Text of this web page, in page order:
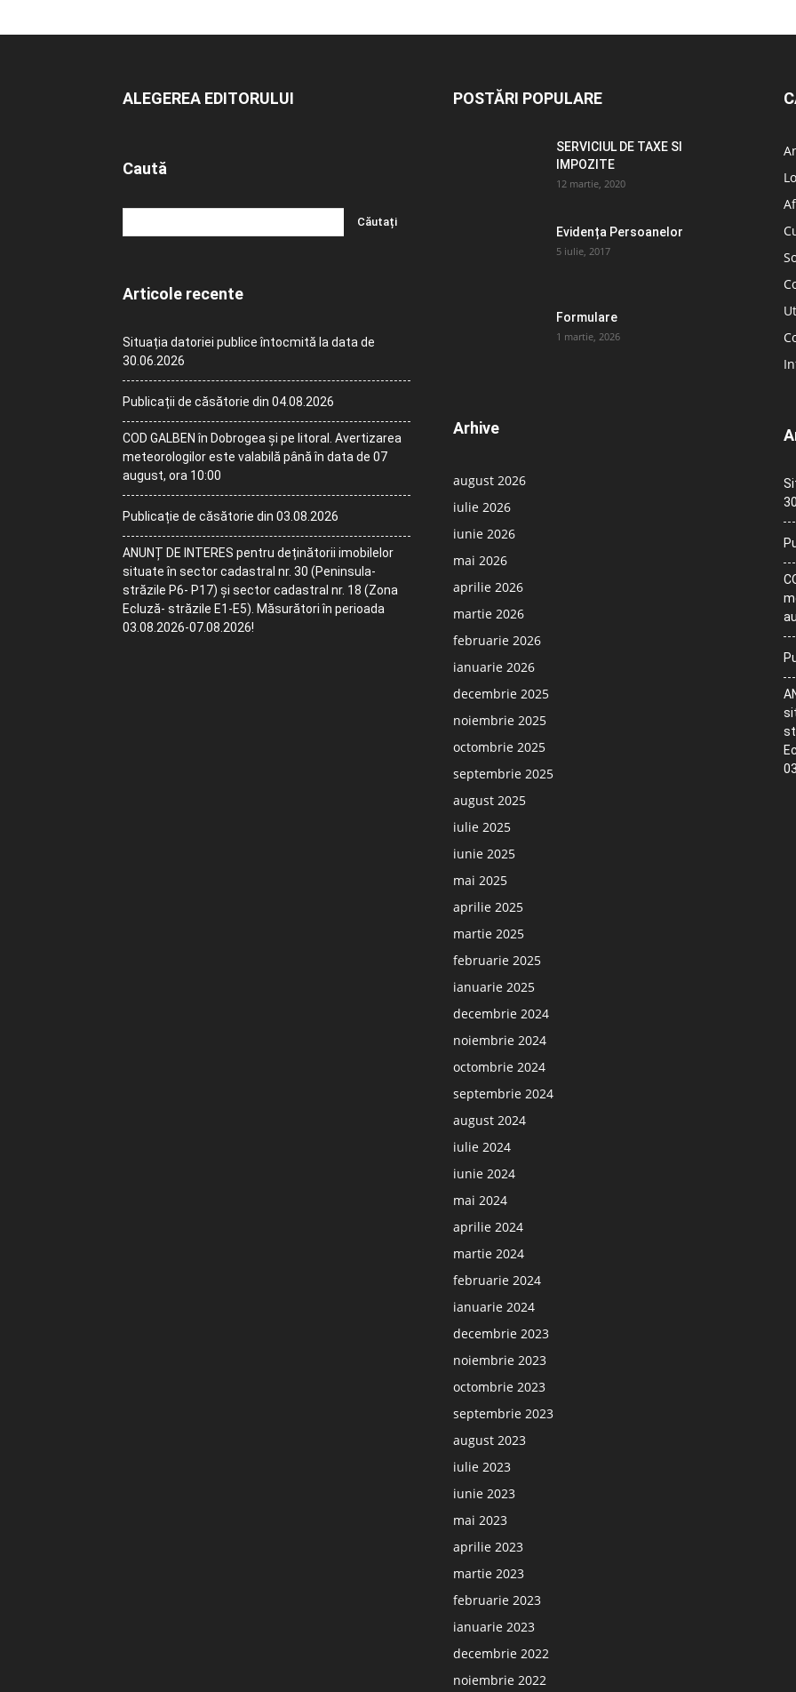
ALEGEREA EDITORULUI
Caută
Articole recente
Situația datoriei publice întocmită la data de
30.06.2026
Publicații de căsătorie din 04.08.2026
COD GALBEN în Dobrogea și pe litoral. Avertizarea
meteorologilor este valabilă până în data de 07
august, ora 10:00
Publicație de căsătorie din 03.08.2026
ANUNȚ DE INTERES pentru deținătorii imobilelor
situate în sector cadastral nr. 30 (Peninsula-
străzile P6- P17) și sector cadastral nr. 18 (Zona
Ecluză- străzile E1-E5). Măsurători în perioada
03.08.2026-07.08.2026!
POSTĂRI POPULARE
SERVICIUL DE TAXE SI
IMPOZITE
12 martie, 2020
Evidența Persoanelor
5 iulie, 2017
Formulare
1 martie, 2026
Arhive
august 2026
iulie 2026
iunie 2026
mai 2026
aprilie 2026
martie 2026
februarie 2026
ianuarie 2026
decembrie 2025
noiembrie 2025
octombrie 2025
septembrie 2025
august 2025
iulie 2025
iunie 2025
mai 2025
aprilie 2025
martie 2025
februarie 2025
ianuarie 2025
decembrie 2024
noiembrie 2024
octombrie 2024
septembrie 2024
august 2024
iulie 2024
iunie 2024
mai 2024
aprilie 2024
martie 2024
februarie 2024
ianuarie 2024
decembrie 2023
noiembrie 2023
octombrie 2023
septembrie 2023
august 2023
iulie 2023
iunie 2023
mai 2023
aprilie 2023
martie 2023
februarie 2023
ianuarie 2023
decembrie 2022
noiembrie 2022